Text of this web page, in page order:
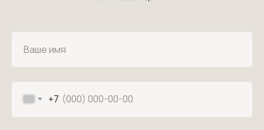
Ваше имя
+7